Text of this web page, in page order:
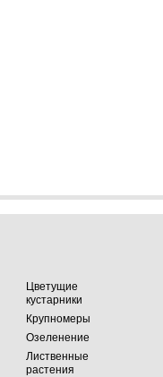
Цветущие
кустарники
Крупномеры
Озеленение
Лиственные
растения